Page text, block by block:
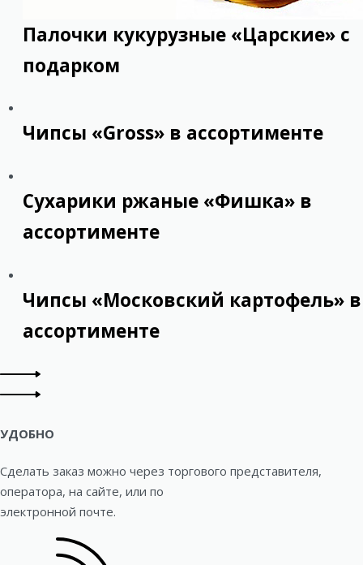
Палочки кукурузные «Царские» с
подарком
Чипсы «Gross» в ассортименте
Сухарики ржаные «Фишка» в
ассортименте
Чипсы «Московский картофель» в
ассортименте
УДОБНО
Сделать заказ можно через торгового представителя,
оператора, на сайте, или по
электронной почте.